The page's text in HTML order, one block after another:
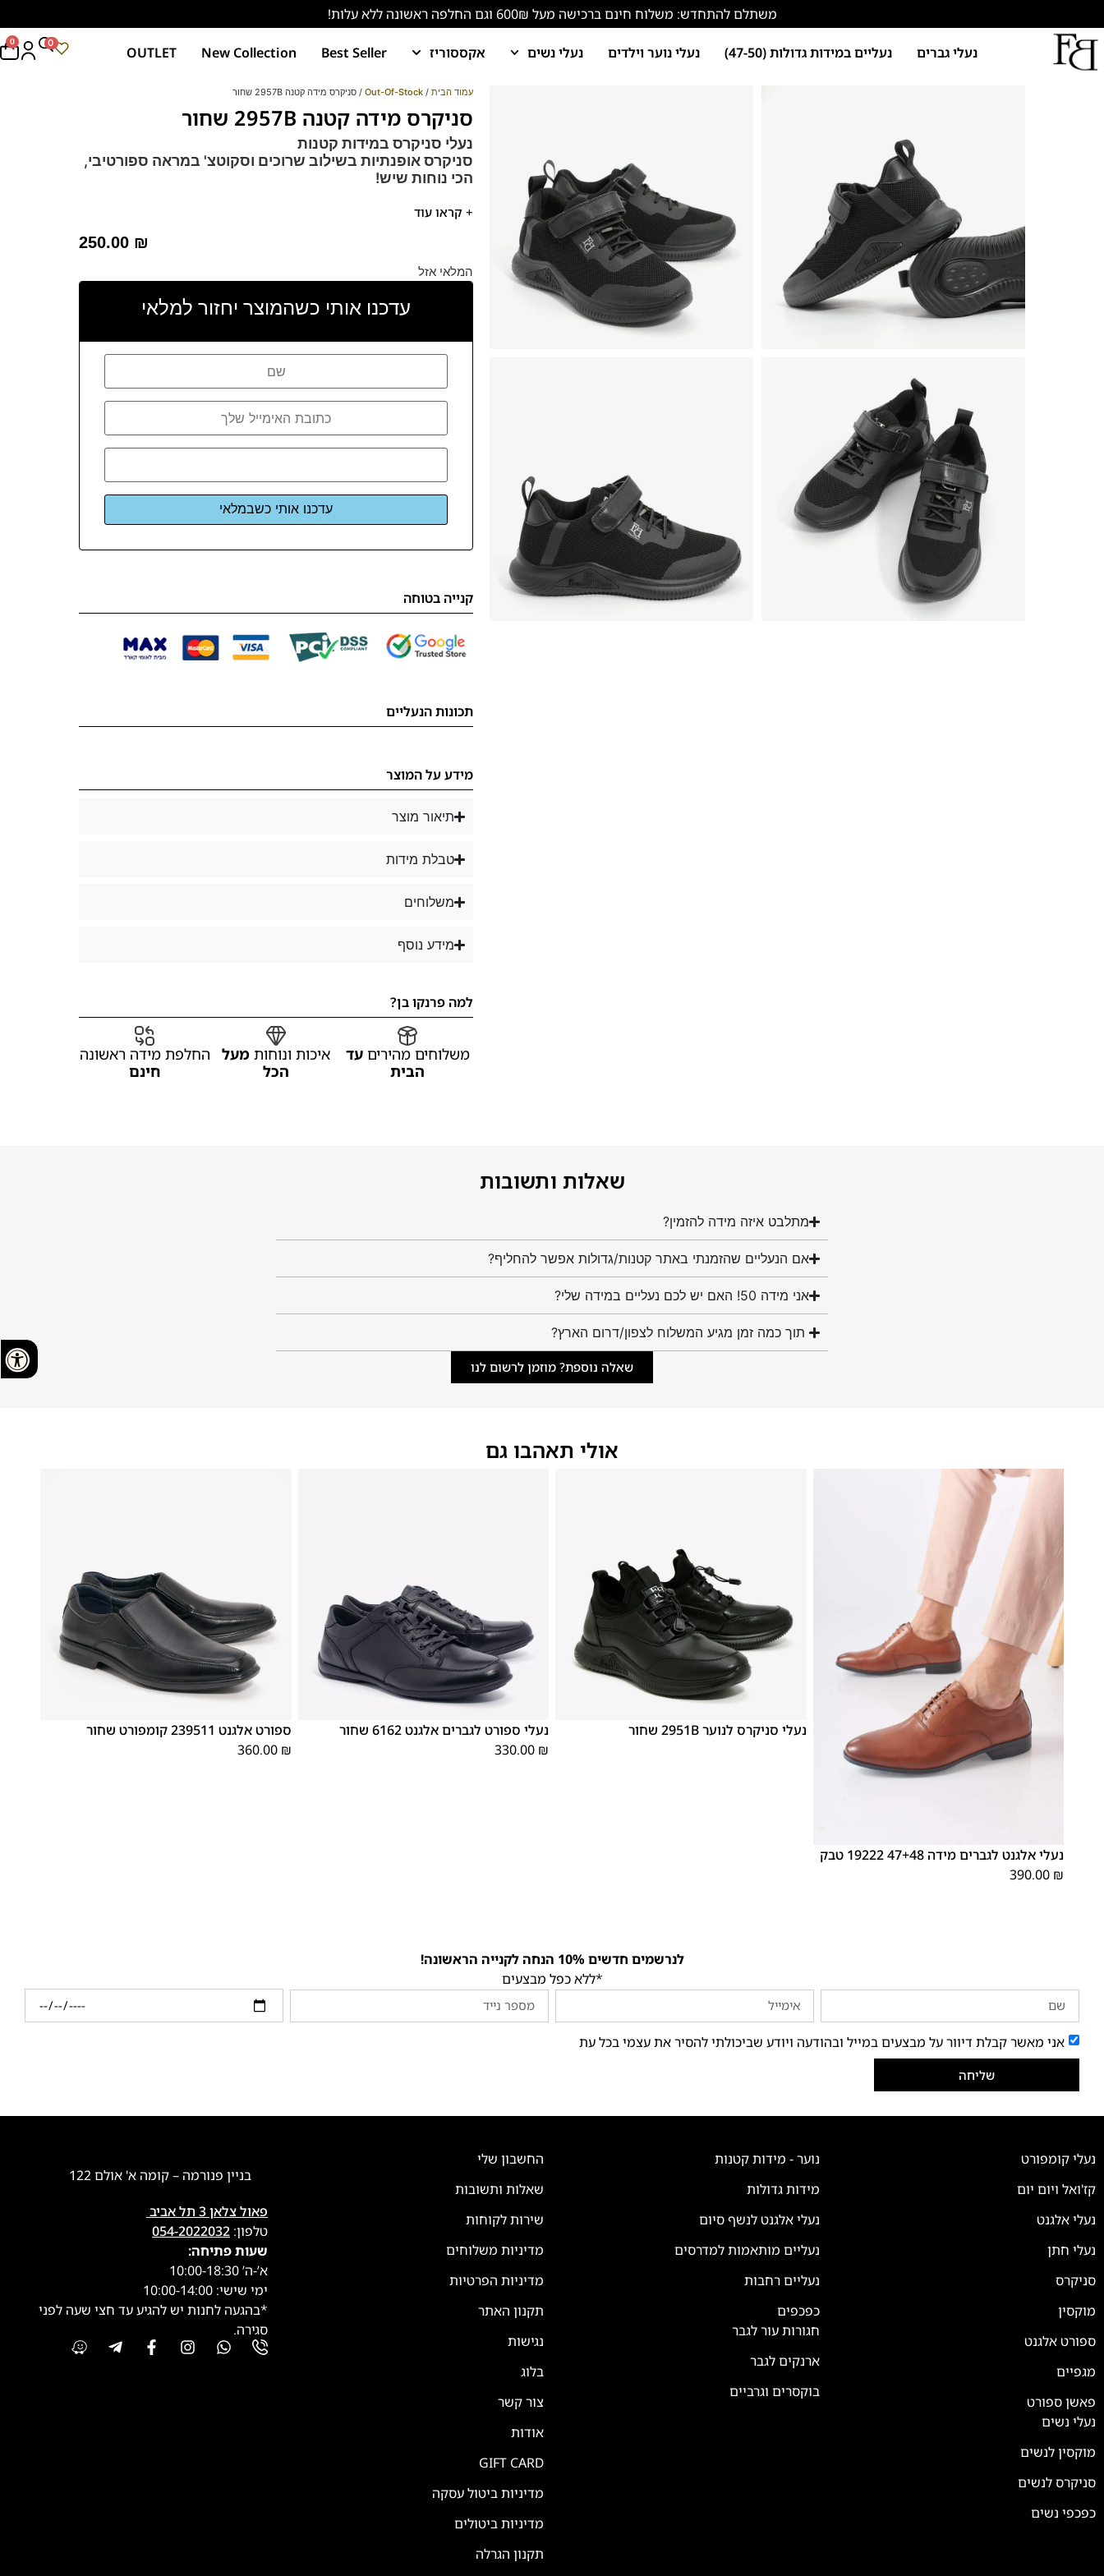
משתלם להתחדש: משלוח חינם ברכישה מעל 600₪ וגם החלפה ראשונה ללא עלות!
נעלי גברים נעליים במידות גדולות (47-50) נעלי נוער וילדים נעלי נשים אקססוריז Best Seller
New Collection
OUTLET
0 0
עמוד הבית /
Out-Of-Stock / סניקרס מידה קטנה 2957B שחור
סניקרס מידה קטנה 2957B שחור
נעלי סניקרס במידות קטנות
סניקרס אופנתיות בשילוב שרוכים וסקוטצ' במראה ספורטיבי,
הכי נוחות שיש!
נעלי הסניקרס של פרנקו בן ידועות באיכות החומרים הגבוהה בסגנון
מדרס "היברידי תומך"
+ קראו עוד
250.00 ₪
המלאי אזל
עדכנו אותי כשהמוצר יחזור למלאי
עדכנו אותי כשבמלאי
קנייה בטוחה
תכונות הנעליים
מידע על המוצר
תיאור מוצר
טבלת מידות
משלוחים
מידע נוסף
למה פרנקו בן?
משלוחים מהיריםעד
הבית
איכות ונוחות מעל
הכל
החלפת מידה ראשונה
חינם
שאלות ותשובות
מתלבט איזה מידה להזמין?
אם הנעליים שהזמנתי באתר קטנות/גדולות אפשר להחליף?
אני מידה 50! האם יש לכם נעליים במידה שלי?
תוך כמה זמן מגיע המשלוח לצפון/דרום הארץ?
שאלה נוספת? מוזמן לרשום לנו
אולי תאהבו גם
נעלי אלגנט לגברים מידה 47+48 19222 טבק
390.00 ₪
נוער
נעלי סניקרס לנוער 2951B שחור
נעלי ספורט לגברים אלגנט 6162 שחור
330.00 ₪
ספורט אלגנט 239511 קומפורט שחור
360.00 ₪
לנרשמים חדשים 10% הנחה לקנייה הראשונה!
*ללא כפל מבצעים
אני מאשר קבלת דיוור על מבצעים במייל ובהודעה ויודע שביכולתי להסיר את עצמי בכל עת
שליחה
נעלי קומפורט
קז'ואל ויום יום
נעלי אלגנט
נעלי חתן
סניקרס
מוקסין
ספורט אלגנט
מגפיים
פאשן ספורט
נעלי נשים
מוקסין לנשים
סניקרס לנשים
כפכפי נשים
נוער - מידות קטנות
מידות גדולות
נעלי אלגנט לנשף סיום
נעליים מותאמות למדרסים
נעליים רחבות
כפכפים
חגורות עור לגבר
ארנקים לגבר
בוקסרים וגרביים
החשבון שלי
שאלות ותשובות
שירות לקוחות
מדיניות משלוחים
מדיניות הפרטיות
תקנון האתר
נגישות
בלוג
צור קשר
אודות
GIFT CARD
מדיניות ביטול עסקה
מדיניות ביטולים
תקנון הגרלה
בניין פנורמה – קומה א' אולם 122
פאול צלאן 3 תל אביב
טלפון: 054-2022032
שעות פתיחה:
א’-ה’ 10:00-18:30
ימי שישי: 10:00-14:00
*בהגעה לחנות יש להגיע עד חצי שעה לפני
סגירה.
💬